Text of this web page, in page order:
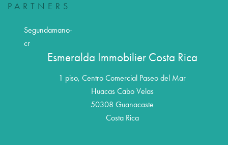
PARTNERS
Segundamano-
cr
Esmeralda Immobilier Costa Rica
1 piso, Centro Comercial Paseo del Mar
Huacas Cabo Velas
50308 Guanacaste
Costa Rica